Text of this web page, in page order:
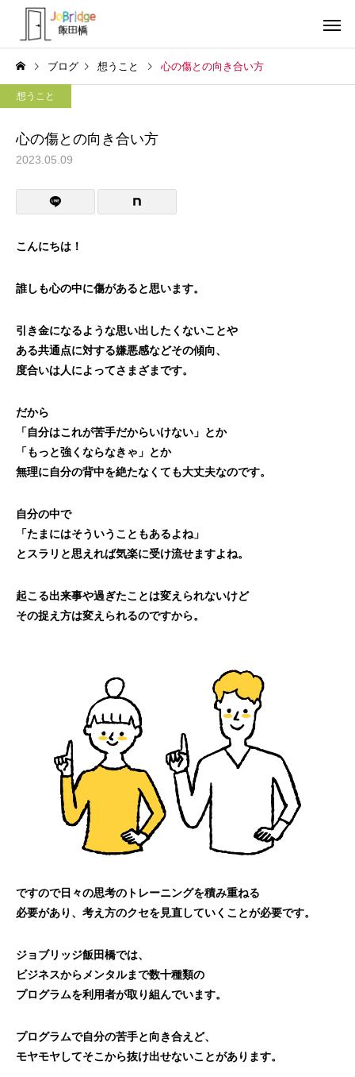
働き続けるための土台
ブログ 想うこと 心の傷との向き合い方
想うこと
心の傷との向き合い方
2023.05.09
こんにちは！
誰しも心の中に傷があると思います。
引き金になるような思い出したくないことや
ある共通点に対する嫌悪感などその傾向、
度合いは人によってさまざまです。
だから
「自分はこれが苦手だからいけない」とか
「もっと強くならなきゃ」とか
無理に自分の背中を絶たなくても大丈夫なのです。
自分の中で
「たまにはそういうこともあるよね」
とスラリと思えれば気楽に受け流せますよね。
起こる出来事や過ぎたことは変えられないけど
その捉え方は変えられるのですから。
ですので日々の思考のトレーニングを積み重ねる
必要があり、考え方のクセを見直していくことが必要です。
ジョブリッジ飯田橋では、
ビジネスからメンタルまで数十種類の
プログラムを利用者が取り組んでいます。
プログラムで自分の苦手と向き合えど、
モヤモヤしてそこから抜け出せないことがあります。